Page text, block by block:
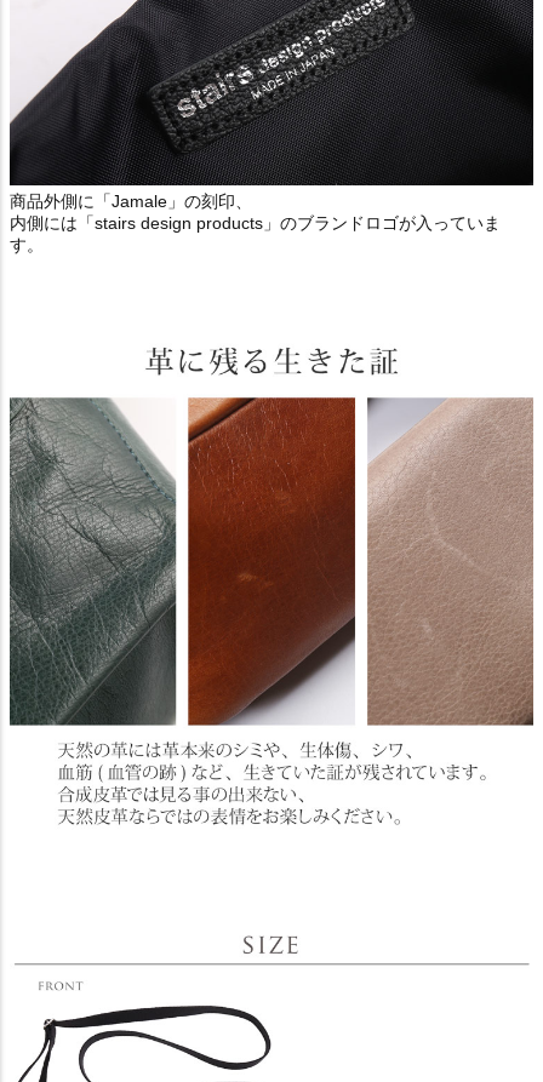
商品外側に「Jamale」の刻印、
内側には「stairs design products」のブランドロゴが入っていま
す。